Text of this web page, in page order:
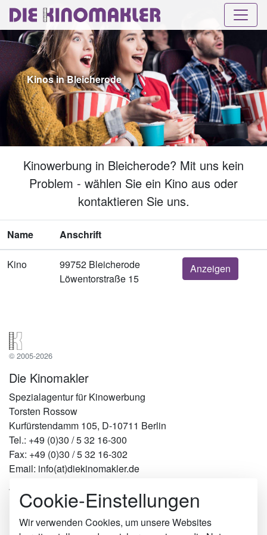
Kinos in Bleicherode
Kinowerbung in Bleicherode? Mit uns kein
Problem - wählen Sie ein Kino aus oder
kontaktieren Sie uns.
Name Anschrift
Kino
99752 Bleicherode
Löwentorstraße 15
Anzeigen
© 2005-2026
Die Kinomakler
Spezialagentur für Kinowerbung
Torsten Rossow
Kurfürstendamm 105, D-10711 Berlin
Tel.: +49 (0)30 / 5 32 16-300
Fax: +49 (0)30 / 5 32 16-302
Email: info(at)diekinomakler.de
Werben in Städten
Berlin
Hamburg
Cookie-Einstellungen
Wir verwenden Cookies, um unsere Websites